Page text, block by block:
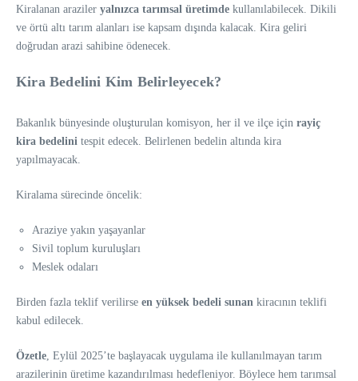
Kiralanan araziler yalnızca tarımsal üretimde kullanılabilecek. Dikili
ve örtü altı tarım alanları ise kapsam dışında kalacak. Kira geliri
doğrudan arazi sahibine ödenecek.
Kira Bedelini Kim Belirleyecek?
Bakanlık bünyesinde oluşturulan komisyon, her il ve ilçe için rayiç
kira bedelini tespit edecek. Belirlenen bedelin altında kira
yapılmayacak.
Kiralama sürecinde öncelik:
Araziye yakın yaşayanlar
Sivil toplum kuruluşları
Meslek odaları
Birden fazla teklif verilirse en yüksek bedeli sunan kiracının teklifi
kabul edilecek.
Özetle, Eylül 2025’te başlayacak uygulama ile kullanılmayan tarım
arazilerinin üretime kazandırılması hedefleniyor. Böylece hem tarımsal